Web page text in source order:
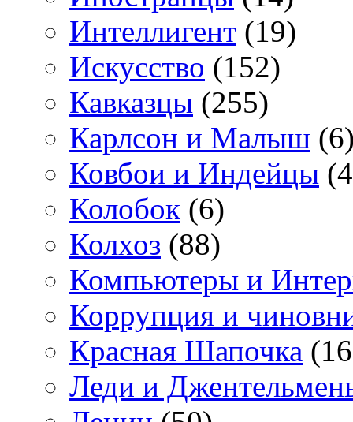
Интеллигент (19)
Искусство (152)
Кавказцы (255)
Карлсон и Малыш
Ковбои и Индейцы
Колобок (6)
Колхоз (88)
Компьютеры и
Коррупция и
Красная Шапочка
Леди и